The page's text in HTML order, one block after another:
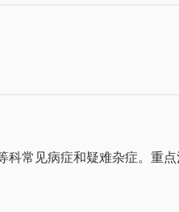
科常见病症和疑难杂症。重